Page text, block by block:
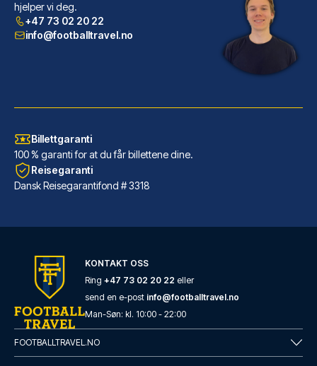
hjelper vi deg.
+47 73 02 20 22
info@footballtravel.no
Billettgaranti
100 % garanti for at du får billettene dine.
Reisegaranti
Dansk Reisegarantifond # 3318
KONTAKT OSS
Ring +47 73 02 20 22 eller
send en e-post info@footballtravel.no
Man-Søn: kl. 10:00 - 22:00
FOOTBALLTRAVEL.NO